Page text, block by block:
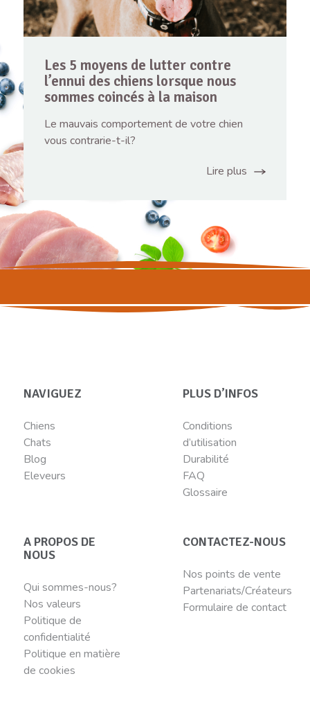
Les 5 moyens de lutter contre
l’ennui des chiens lorsque nous
sommes coincés à la maison
Le mauvais comportement de votre chien
vous contrarie-t-il?
Lire plus
NAVIGUEZ
Chiens
Chats
Blog
Eleveurs
PLUS D’INFOS
Conditions
d’utilisation
Durabilité
FAQ
Glossaire
A PROPOS DE
NOUS
Qui sommes-nous?
Nos valeurs
Politique de
confidentialité
Politique en matière
de cookies
CONTACTEZ-NOUS
Nos points de vente
Partenariats/Créateurs
Formulaire de contact